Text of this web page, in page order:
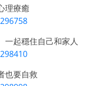
理療癒
起穩住自己和家人
也要自救